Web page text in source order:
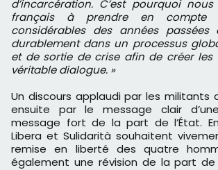
d’incarcération. C’est pourquoi nous
français à prendre en compte
considérables des années passées
durablement dans un processus
et de sortie de crise afin de créer les
véritable dialogue. »
Un discours applaudi par les militants
ensuite par le message clair
message fort de la part de l’État.
Libera et Sulidarità souhaitent
remise en liberté des quatre
également une révision de la part de